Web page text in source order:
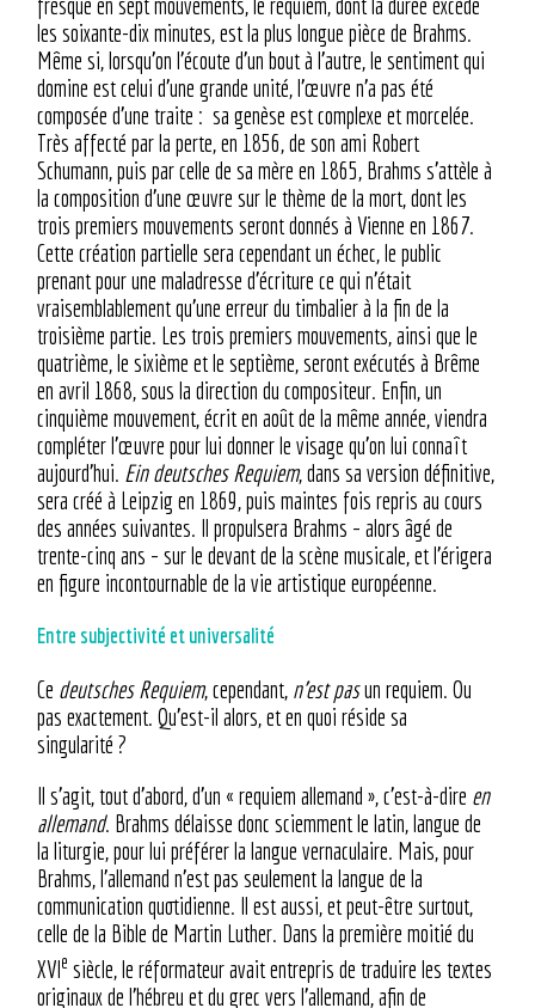
fresque en sept mouvements, le requiem, dont la durée excède
les soixante-dix minutes, est la plus longue pièce de Brahms.
Même si, lorsqu’on l’écoute d’un bout à l’autre, le sentiment qui
domine est celui d’une grande unité, l’œuvre n’a pas été
composée d’une traite : sa genèse est complexe et morcelée.
Très affecté par la perte, en 1856, de son ami Robert
Schumann, puis par celle de sa mère en 1865, Brahms s’attèle à
la composition d’une œuvre sur le thème de la mort, dont les
trois premiers mouvements seront donnés à Vienne en 1867.
Cette création partielle sera cependant un échec, le public
prenant pour une maladresse d’écriture ce qui n’était
vraisemblablement qu’une erreur du timbalier à la fin de la
troisième partie. Les trois premiers mouvements, ainsi que le
quatrième, le sixième et le septième, seront exécutés à Brême
en avril 1868, sous la direction du compositeur. Enfin, un
cinquième mouvement, écrit en août de la même année, viendra
compléter l’œuvre pour lui donner le visage qu’on lui connaît
aujourd’hui. Ein deutsches Requiem, dans sa version définitive,
sera créé à Leipzig en 1869, puis maintes fois repris au cours
des années suivantes. Il propulsera Brahms – alors âgé de
trente-cinq ans – sur le devant de la scène musicale, et l’érigera
en figure incontournable de la vie artistique européenne.
Entre subjectivité et universalité
Ce deutsches Requiem, cependant, n’est pasun requiem. Ou
pas exactement. Qu’est-il alors, et en quoi réside sa
singularité ?
Il s’agit, tout d’abord, d’un « requiem allemand », c’est-à-dire en
allemand. Brahms délaisse donc sciemment le latin, langue de
la liturgie, pour lui préférer la langue vernaculaire. Mais, pour
Brahms, l’allemand n’est pas seulement la langue de la
communication quotidienne. Il est aussi, et peut-être surtout,
celle de la Bible de Martin Luther. Dans la première moitié du
XVIe siècle, le réformateur avait entrepris de traduire les textes
originaux de l’hébreu et du grec vers l’allemand, afin de